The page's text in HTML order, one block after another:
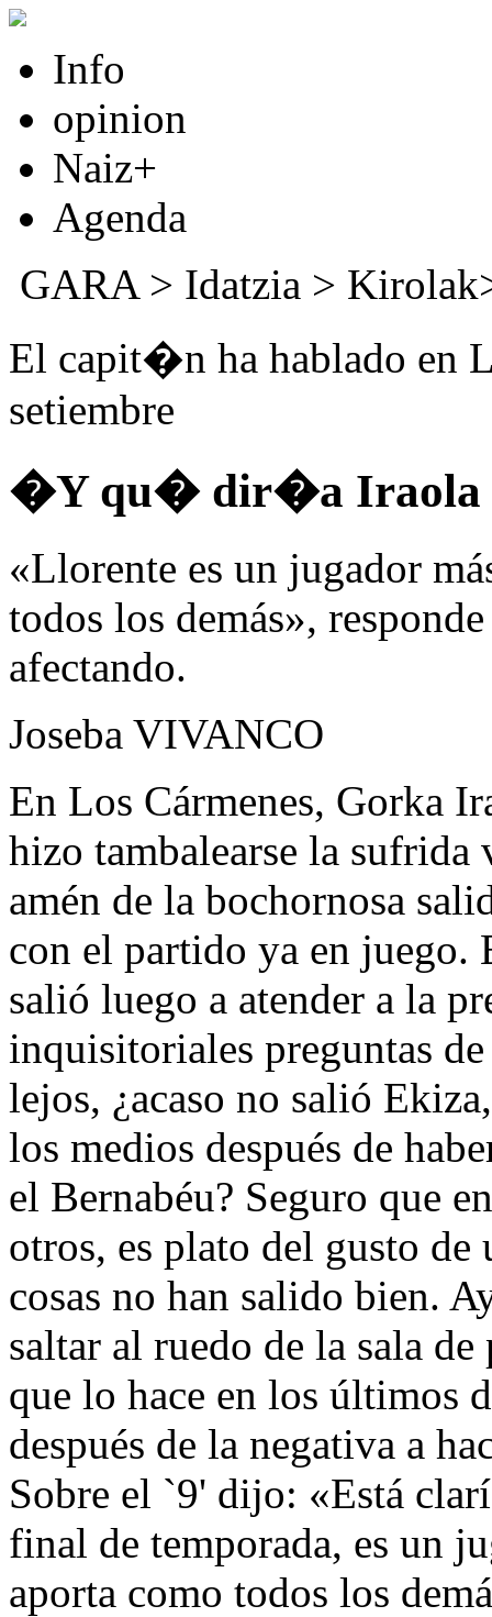
Info
opinion
Naiz+
Agenda
GARA> Idatzia >
El capit�n ha hablado en
setiembre
�Y qu� dir�a Iraola
«Llorente es un jugador
todos los demás»,
afectando.
Joseba VIVANCO
En Los Cármenes, Gorka
hizo tambalearse la
amén de la bochornosa
con el partido ya en juego.
salió luego a atender a la
inquisitoriales preguntas
lejos, ¿acaso no salió
los medios después de
el Bernabéu? Seguro que
otros, es plato del gusto de
cosas no han salido bien.
saltar al ruedo de la sala
que lo hace en los últimos
después de la negativa a
Sobre el `9' dijo: «Está
final de temporada, es un
aporta como todos los